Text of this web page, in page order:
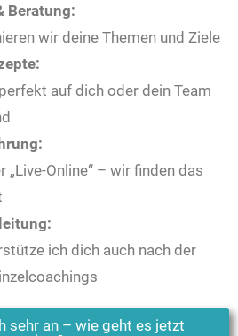
Beratung:
wir deine Themen und Ziele
auf dich oder dein Team
„Live-Online“ – wir finden das
ich dich auch nach der
sehr an – wie geht es jetzt